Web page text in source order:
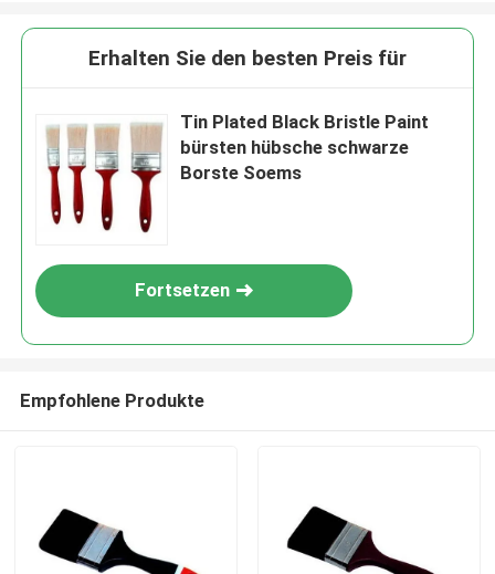
Erhalten Sie den besten Preis für
Tin Plated Black Bristle Paint
bürsten hübsche schwarze
Borste Soems
Fortsetzen
Empfohlene Produkte